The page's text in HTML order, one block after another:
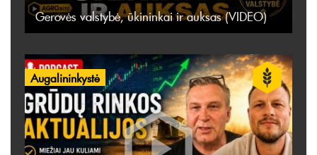
Gerovės valstybė, ūkininkai ir auksas (VIDEO)
Augalininkystė